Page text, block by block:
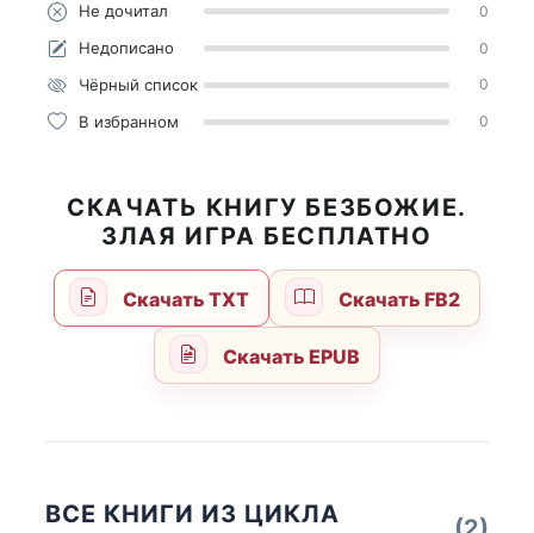
Не дочитал 0
Недописано 0
Чёрный список 0
В избранном 0
СКАЧАТЬ КНИГУ БЕЗБОЖИЕ.
ЗЛАЯ ИГРА БЕСПЛАТНО
Скачать TXT Скачать FB2
Скачать EPUB
ВСЕ КНИГИ ИЗ ЦИКЛА